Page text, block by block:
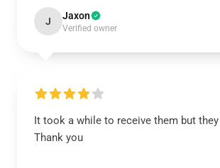
J Jaxon
Verified owner
It took a while to receive them but they
Thank you